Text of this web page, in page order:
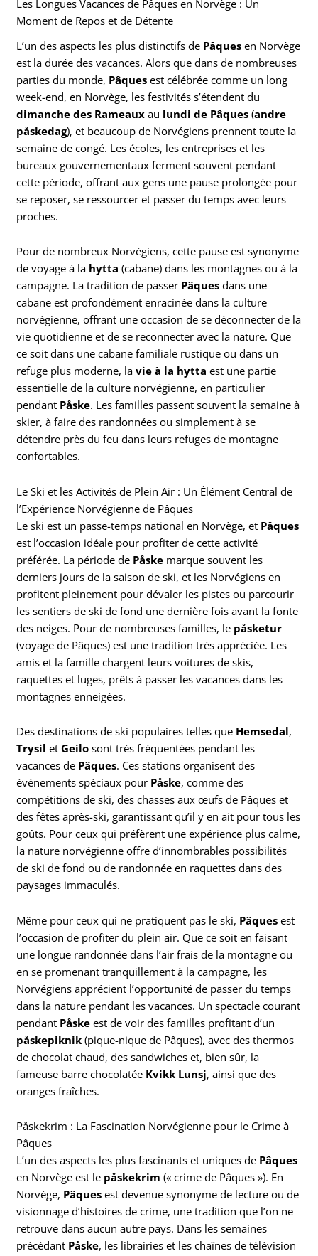
Les Longues Vacances de Pâques en Norvège : Un
Moment de Repos et de Détente
L’un des aspects les plus distinctifs de Pâques en Norvège
est la durée des vacances. Alors que dans de nombreuses
parties du monde, Pâques est célébrée comme un long
week-end, en Norvège, les festivités s’étendent du
dimanche des Rameaux au lundi de Pâques (andre
påskedag), et beaucoup de Norvégiens prennent toute la
semaine de congé. Les écoles, les entreprises et les
bureaux gouvernementaux ferment souvent pendant
cette période, offrant aux gens une pause prolongée pour
se reposer, se ressourcer et passer du temps avec leurs
proches.
Pour de nombreux Norvégiens, cette pause est synonyme
de voyage à la hytta (cabane) dans les montagnes ou à la
campagne. La tradition de passer Pâques dans une
cabane est profondément enracinée dans la culture
norvégienne, offrant une occasion de se déconnecter de la
vie quotidienne et de se reconnecter avec la nature. Que
ce soit dans une cabane familiale rustique ou dans un
refuge plus moderne, lavie à la hytta est une partie
essentielle de la culture norvégienne, en particulier
pendant Påske. Les familles passent souvent la semaine à
skier, à faire des randonnées ou simplement à se
détendre près du feu dans leurs refuges de montagne
confortables.
Le Ski et les Activités de Plein Air : Un Élément Central de
l’Expérience Norvégienne de Pâques
Le ski est un passe-temps national en Norvège, et Pâques
est l’occasion idéale pour profiter de cette activité
préférée. La période de Påske marque souvent les
derniers jours de la saison de ski, et les Norvégiens en
profitent pleinement pour dévaler les pistes ou parcourir
les sentiers de ski de fond une dernière fois avant la fonte
des neiges. Pour de nombreuses familles, le påsketur
(voyage de Pâques) est une tradition très appréciée. Les
amis et la famille chargent leurs voitures de skis,
raquettes et luges, prêts à passer les vacances dans les
montagnes enneigées.
Des destinations de ski populaires telles que Hemsedal,
Trysil etGeilo sont très fréquentées pendant les
vacances de Pâques. Ces stations organisent des
événements spéciaux pour Påske, comme des
compétitions de ski, des chasses aux œufs de Pâques et
des fêtes après-ski, garantissant qu’il y en ait pour tous les
goûts. Pour ceux qui préfèrent une expérience plus calme,
la nature norvégienne offre d’innombrables possibilités
de ski de fond ou de randonnée en raquettes dans des
paysages immaculés.
Même pour ceux qui ne pratiquent pas le ski, Pâques est
l’occasion de profiter du plein air. Que ce soit en faisant
une longue randonnée dans l’air frais de la montagne ou
en se promenant tranquillement à la campagne, les
Norvégiens apprécient l’opportunité de passer du temps
dans la nature pendant les vacances. Un spectacle courant
pendant Påske est de voir des familles profitant d’un
påskepiknik (pique-nique de Pâques), avec des thermos
de chocolat chaud, des sandwiches et, bien sûr, la
fameuse barre chocolatée Kvikk Lunsj, ainsi que des
oranges fraîches.
Påskekrim : La Fascination Norvégienne pour le Crime à
Pâques
L’un des aspects les plus fascinants et uniques de Pâques
en Norvège est le påskekrim (« crime de Pâques »). En
Norvège, Pâques est devenue synonyme de lecture ou de
visionnage d’histoires de crime, une tradition que l’on ne
retrouve dans aucun autre pays. Dans les semaines
précédant Påske, les librairies et les chaînes de télévision